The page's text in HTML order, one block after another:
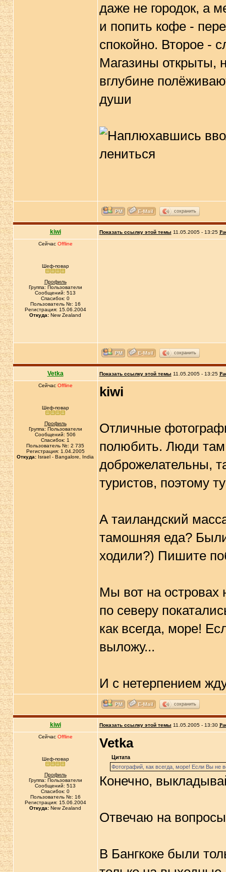
даже не городок, а
и попить кофе -
спокойно. Второе -
Магазины открыты,
вглубине
души
сохранить
kiwi Показать ссылку этой темы 11.05.2005 - 13:25
Сейчас Offline
Шеф-повар
Профиль
Группа: Пользователи
Сообщений: 513
Спасибок: 0
Пользователь №: 16
Регистрация: 15.06.2004
Откуда: New Zealand
сохранить
Vetka Показать ссылку этой темы 11.05.2005 - 13:25
Сейчас Offline
Шеф-повар
Профиль
Группа: Пользователи
Сообщений: 506
Спасибок: 1
Пользователь №: 2 735
Регистрация: 1.04.2005
Откуда: Israel - Bangalore, India
kiwi
Отличные
полюбить. Люди
доброжелательны,
туристов, поэтому
А таиландский
тамошняя еда?
ходили?) Пишите
Мы вот на
по северу
как всегда, море!
выложу...
И с нетерпением
сохранить
kiwi Показать ссылку этой темы 11.05.2005 - 13:30
Сейчас Offline
Шеф-повар
Профиль
Группа: Пользователи
Сообщений: 513
Спасибок: 0
Пользователь №: 16
Регистрация: 15.06.2004
Откуда: New Zealand
Vetka
Цитата
Фотографий, как всегда, море! Если Вы не
Конечно,
Отвечаю на
В Бангкоке были